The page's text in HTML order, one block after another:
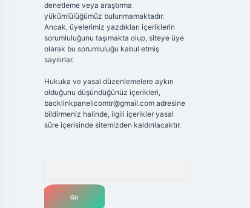
denetleme veya araştırma
yükümlülüğümüz bulunmamaktadır.
Ancak, üyelerimiz yazdıkları içeriklerin
sorumluluğunu taşımakta olup, siteye üye
olarak bu sorumluluğu kabul etmiş
sayılırlar.
Hukuka ve yasal düzenlemelere aykırı
olduğunu düşündüğünüz içerikleri,
backlinkpanelicomtr@gmail.comadresine
bildirmeniz halinde, ilgili içerikler yasal
süre içerisinde sitemizden kaldırılacaktır.